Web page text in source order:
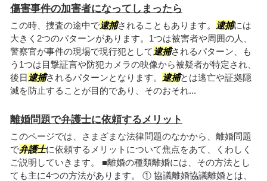
傷害事件の加害者になってしまったら
この時、捜査の途中で逮捕されることもあります。 逮捕には
大きく2つのパターンがあります。1つは被害者や周囲の人、
警察官が事件の現場で現行犯として 逮捕されるパターン、も
う1つは目撃証言や防犯カメラの映像から被疑者が特定され、
後日 逮捕されるパターンとなります。 逮捕とは逃亡や証拠隠
滅を防止することが目的であり、そのおそれ...
離婚問題で弁護士に依頼するメリット
このページでは、さまざまな法律問題のなかから、離婚問題
で弁護士に依頼するメリットについて焦点をあて、くわしく
ご説明していきます。 ■離婚の種類離婚には、その方法とし
ても主に4つの方法があります。 ① 協議離婚協議離婚とは、